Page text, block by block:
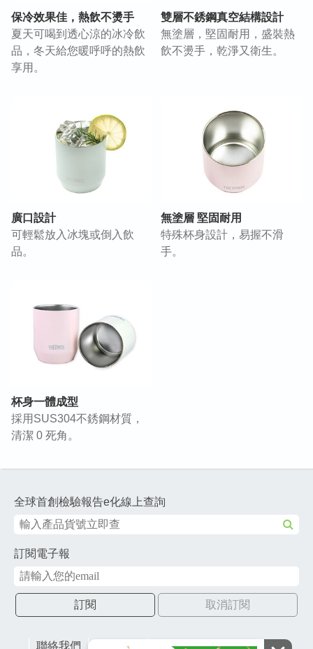
保冷效果佳，熱飲不燙手
夏天可喝到透心涼的冰冷飲
品，冬天給您暖呼呼的熱飲
享用。
雙層不銹鋼真空結構設計
無塗層，堅固耐用，盛裝熱
飲不燙手，乾淨又衛生。
廣口設計
可輕鬆放入冰塊或倒入飲
品。
無塗層 堅固耐用
特殊杯身設計，易握不滑
手。
杯身一體成型
採用SUS304不銹鋼材質，
清潔 0 死角。
全球首創檢驗報告e化線上查詢
訂閱電子報
訂閱 取消訂閱
聯絡我們 網站地圖 財團法人有容教育基金會